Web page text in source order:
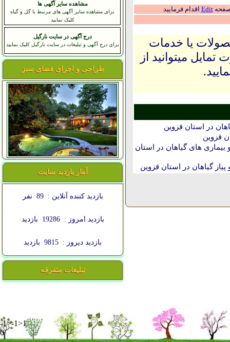
مشاهده سایر آگهی ها
برای مشاهده سایر آگهی های مرتبط با گل و گیاه
کلیک نمایید
درج آگهی در سایت نارگیل
برای درج آگهی و تبلیغات در سایت نارگیل کلیک نمایید
طراحی و اجرای فضای سبز
آمار بازدید سایت
بازدید کننده آنلاین : 89 نفر
بازدید امروز : 19286 بازدید
بازدید دیروز : 9815 بازدید
تبلیغات متفرقه
صفحهEdit اقدام فرمایید
یا خدمات
میتوانید از
در استان قزوين
قزوين
های گیاهان در استان
گیاهان در استان قزوين
-1>-1>1
0